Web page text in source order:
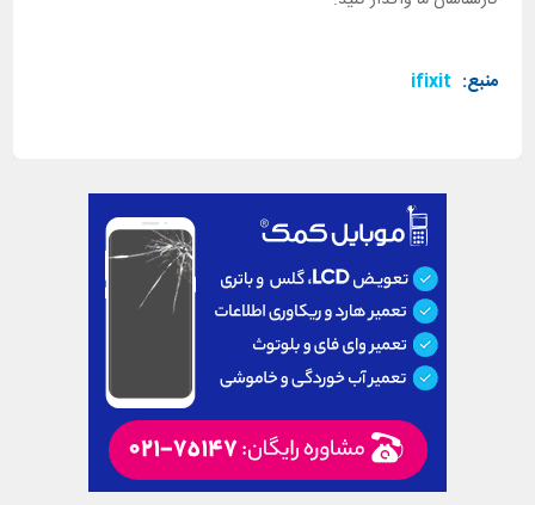
منبع: ifixit